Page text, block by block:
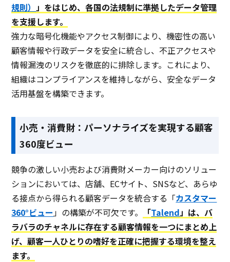
規則）
」をはじめ、各国の法規制に準拠したデータ管理
を支援します。
強力な暗号化機能やアクセス制御により、機密性の高い
顧客情報や行政データを安全に統合し、不正アクセスや
情報漏洩のリスクを徹底的に排除します。これにより、
組織はコンプライアンスを維持しながら、安全なデータ
活用基盤を構築できます。
小売・消費財：パーソナライズを実現する顧客
360度ビュー
競争の激しい小売および消費財メーカー向けのソリュー
ションにおいては、店舗、ECサイト、SNSなど、あらゆ
る接点から得られる顧客データを統合する「カスタマー
360°ビュー 」の構築が不可欠です。 「Talend 」は、バ
ラバラのチャネルに存在する顧客情報を一つにまとめ上
げ、顧客一人ひとりの嗜好を正確に把握する環境を整え
ます。